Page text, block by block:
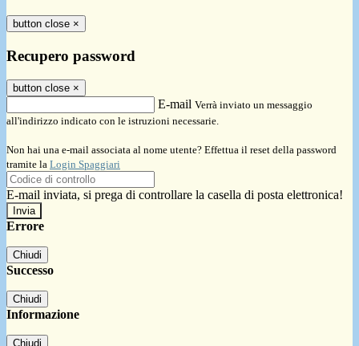
button close ×
Recupero password
button close ×
E-mail Verrà inviato un messaggio
all'indirizzo indicato con le istruzioni necessarie.
Non hai una e-mail associata al nome utente? Effettua il reset della password
tramite la Login Spaggiari
E-mail inviata, si prega di controllare la casella di posta elettronica!
Errore
Chiudi
Successo
Chiudi
Informazione
Chiudi